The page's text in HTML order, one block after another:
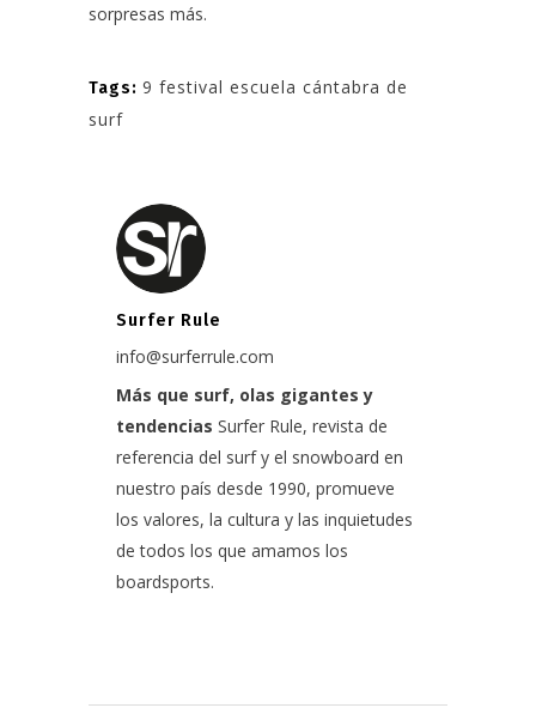
sorpresas más.
Tags: 9 festival escuela cántabra de
surf
Surfer Rule
info@surferrule.com
Más que surf, olas gigantes y
tendencias Surfer Rule, revista de
referencia del surf y el snowboard en
nuestro país desde 1990, promueve
los valores, la cultura y las inquietudes
de todos los que amamos los
boardsports.